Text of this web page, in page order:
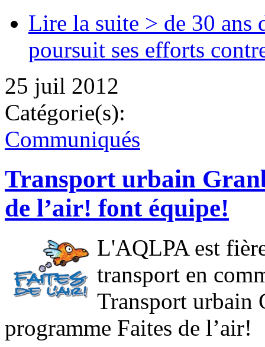
Lire la suite > de 30 ans
poursuit ses efforts
25 juil 2012
Catégorie(s):
Communiqués
Transport urbain
de l’air! font équipe!
L'AQLPA est
transport en
Transport urbain
programme Faites de l’air!